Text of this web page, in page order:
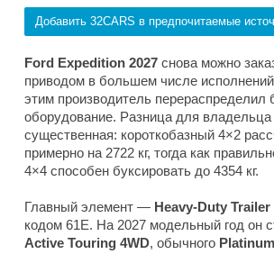
Добавить 32CARS в предпочитаемые
Ford Expedition 2027 снова можно
приводом в большем числе
этим производитель перераспределил
оборудование. Разница для владельца
существенная: короткобазный 4×2
примерно на 2722 кг, тогда как
4×4 способен буксировать до 4354 кг.
Главный элемент — Heavy-Duty
кодом 61E. На 2027 модельный год он
Active Touring 4WD, обычного